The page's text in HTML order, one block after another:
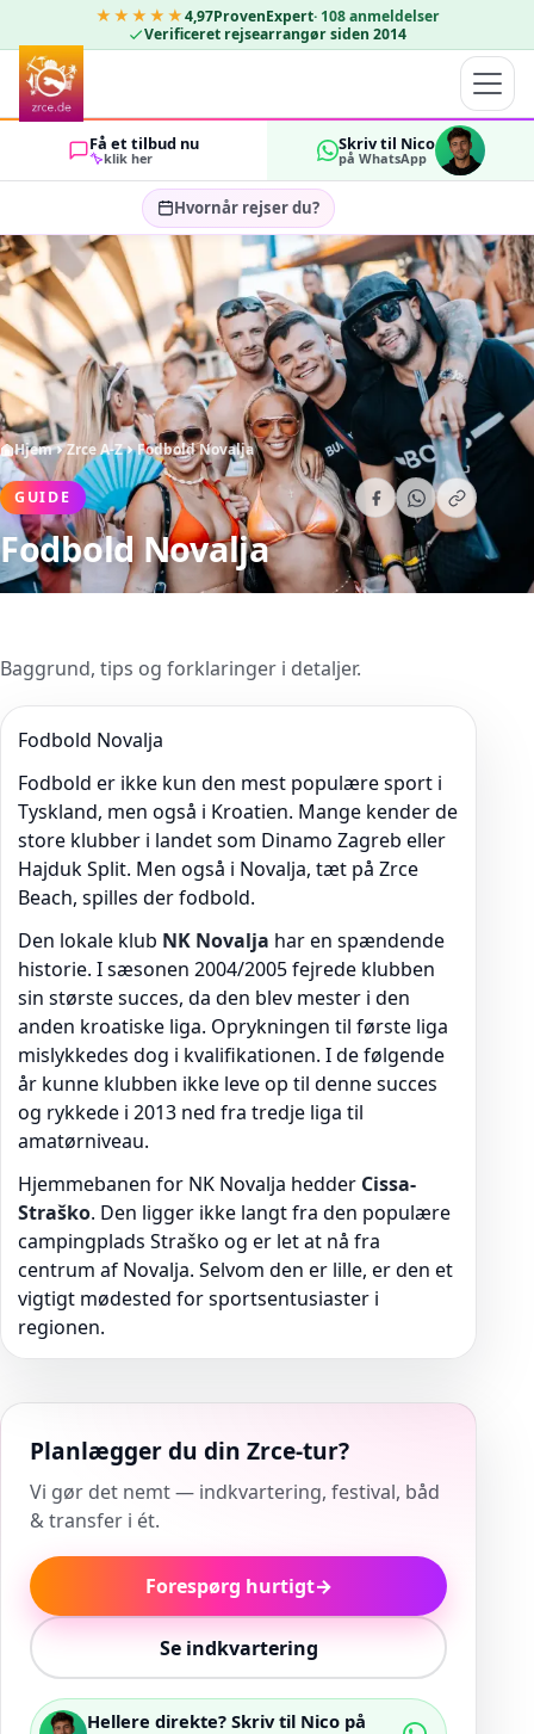
★★★★★4,97ProvenExpert· 108 anmeldelser
Verificeret rejsearrangør siden 2014
Få et tilbud nu
klik her
Skriv til Nico
på WhatsApp
Hvornår rejser du?
Vælg rejsedatoer…
GÆSTER
2 OK
Hjem Zrce A-Z Fodbold Novalja
GUIDE
Fodbold Novalja
Baggrund, tips og forklaringer i detaljer.
Fodbold Novalja
Fodbold er ikke kun den mest populære sport i
Tyskland, men også i Kroatien. Mange kender de
store klubber i landet som Dinamo Zagreb eller
Hajduk Split. Men også i Novalja, tæt på Zrce
Beach, spilles der fodbold.
Den lokale klub NK Novalja har en spændende
historie. I sæsonen 2004/2005 fejrede klubben
sin største succes, da den blev mester i den
anden kroatiske liga. Oprykningen til første liga
mislykkedes dog i kvalifikationen. I de følgende
år kunne klubben ikke leve op til denne succes
og rykkede i 2013 ned fra tredje liga til
amatørniveau.
Hjemmebanen for NK Novalja hedder Cissa-
Straško. Den ligger ikke langt fra den populære
campingplads Straško og er let at nå fra
centrum af Novalja. Selvom den er lille, er den et
vigtigt mødested for sportsentusiaster i
regionen.
Planlægger du din Zrce-tur?
Vi gør det nemt — indkvartering, festival, båd
& transfer i ét.
Forespørg hurtigt→
Se indkvartering
Hellere direkte? Skriv til Nico på